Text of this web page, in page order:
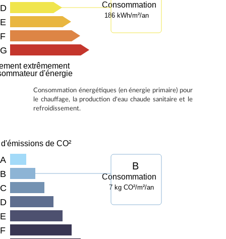
Consommation
186 kWh/m²/an
D
E
F
G
extrêmement
d'énergie
Consommation énergétiques (en énergie primaire) pour
le chauffage, la production d'eau chaude sanitaire et le
refroidissement.
de CO²
A
B
Consommation
7 kg CO²/m²/an
B
C
D
E
F